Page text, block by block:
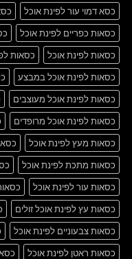
כסא דמוי עור לפינת אוכל
כסאות כפריים לפינת אוכל
כסאות לפינת אוכל
כסאות
כסאות לפינת אוכל במבצע
כסאות לפינת אוכל מעוצבים
כסאות לפינת אוכל מרופדים
כסאות מעץ לפינת אוכל
כסאות מתכת לפינת אוכל
כסאות עור לפינת אוכל
כסאות עץ לפינת אוכל זולים
כסאות צבעוניים לפינת אוכל
כסאות ראטן לפינת אוכל